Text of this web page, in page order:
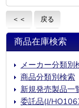
＜＜ 戻る
商品在庫検索
メーカー分類別
商品分類別検索
新規発売製品一
委託品(J/